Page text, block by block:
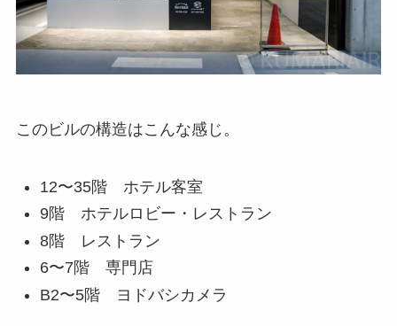
このビルの構造はこんな感じ。
12〜35階 ホテル客室
9階 ホテルロビー・レストラン
8階 レストラン
6〜7階 専門店
B2〜5階 ヨドバシカメラ